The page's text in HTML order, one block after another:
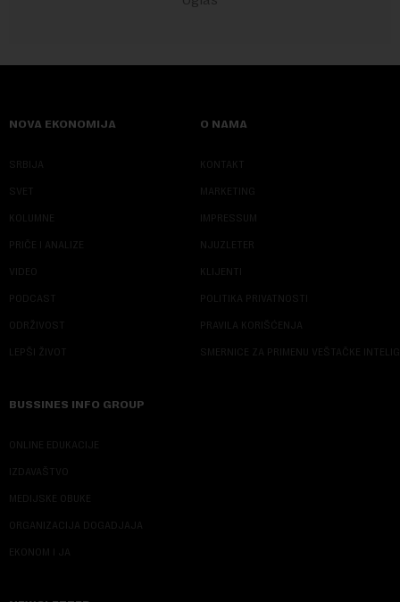
NOVA EKONOMIJA
SRBIJA
SVET
KOLUMNE
PRIČE I ANALIZE
VIDEO
PODCAST
ODRŽIVOST
LEPŠI ŽIVOT
O NAMA
KONTAKT
MARKETING
IMPRESSUM
NJUZLETER
KLIJENTI
POLITIKA PRIVATNOSTI
PRAVILA KORIŠĆENJA
SMERNICE ZA PRIMENU VEŠTAČKE
BUSSINES INFO GROUP
ONLINE EDUKACIJE
IZDAVAŠTVO
MEDIJSKE OBUKE
ORGANIZACIJA DOGADJAJA
EKONOM I JA